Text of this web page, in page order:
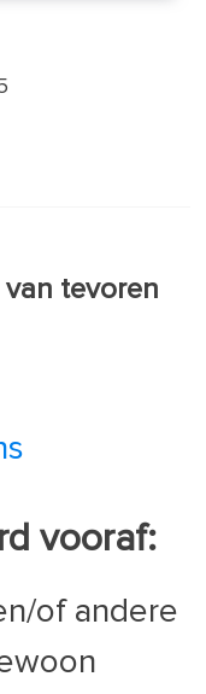
van tevoren
vooraf:
of andere